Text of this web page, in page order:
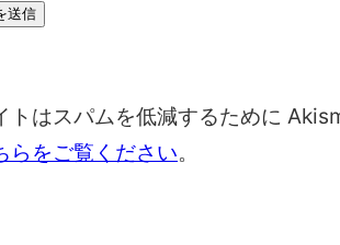
トはスパムを低減するために
らをご覧ください。